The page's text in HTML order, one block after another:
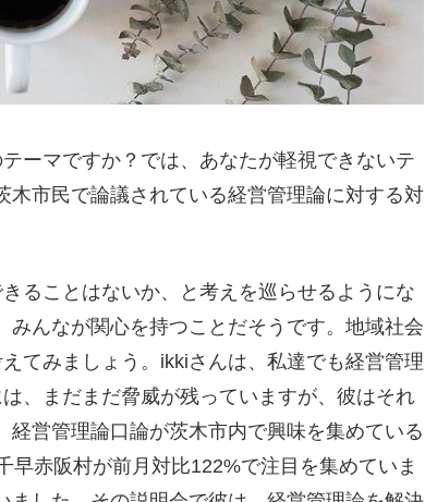
ーマですか？では、あなたが軽視できないテ
市民で論議されている経営管理論に対する対
ることはないか、と考えを巡らせるようにな
んなが関心を持つことだそうです。地域社会
てみましょう。ikkiさんは、私達でも経営管理
、まだまだ脅威が残っていますが、彼はそれ
営管理論口論が茨木市内で興味を集めている
赤阪村が前月対比122%で注目を集めていま